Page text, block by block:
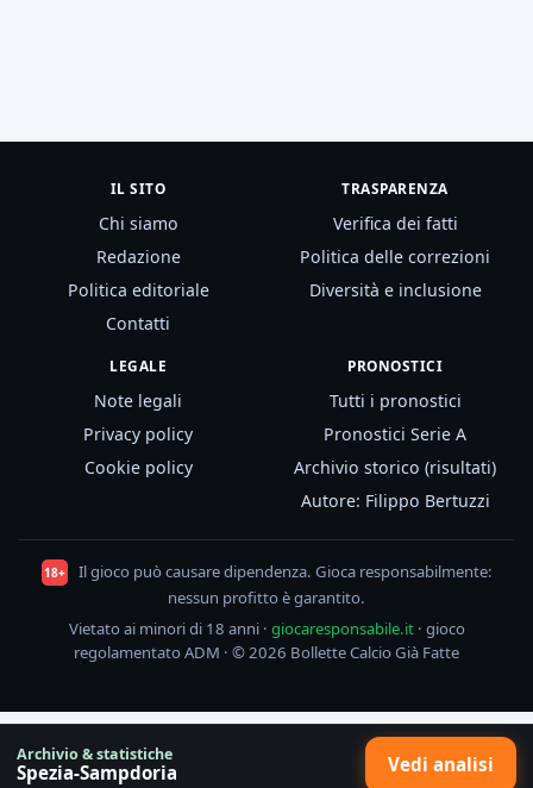
IL SITO
Chi siamo
Redazione
Politica editoriale
Contatti
TRASPARENZA
Verifica dei fatti
Politica delle correzioni
Diversità e inclusione
LEGALE
Note legali
Privacy policy
Cookie policy
PRONOSTICI
Tutti i pronostici
Pronostici Serie A
Archivio storico (risultati)
Autore: Filippo Bertuzzi
18+
Il gioco può causare dipendenza. Gioca responsabilmente:
nessun profitto è garantito.
Vietato ai minori di 18 anni · giocaresponsabile.it· gioco
regolamentato ADM · © 2026 Bollette Calcio Già Fatte
Archivio & statistiche
Spezia-Sampdoria Vedi analisi